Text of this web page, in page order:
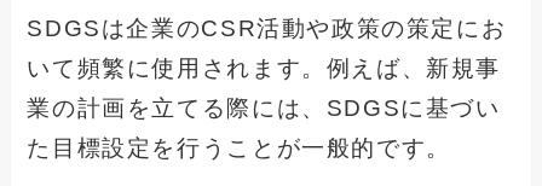
SDGSは企業のCSR活動や政策の策定にお
いて頻繁に使用されます。例えば、新規事
業の計画を立てる際には、SDGSに基づい
た目標設定を行うことが一般的です。